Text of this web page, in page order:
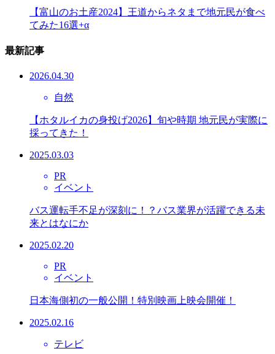
【富山のお土産2024】王道からネタまで地元民が食べ
てみた16選+α
最新記事
2026.04.30
自然
【ホタルイカの身投げ2026】旬や時期 地元民が実際に
採ってきた！
2025.03.03
PR
イベント
バス運転手不足が深刻に！？バス業界が活躍できる未
来とはなにか
2025.02.20
PR
イベント
日本海側初の一般公開！特別映画上映会開催！
2025.02.16
テレビ